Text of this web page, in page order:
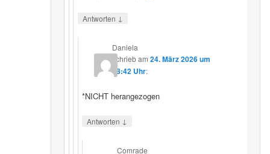
Antworten ↓
Daniela
schriebam24. März 2026 um
08:42 Uhr:
*NICHT herangezogen
Antworten ↓
Comrade